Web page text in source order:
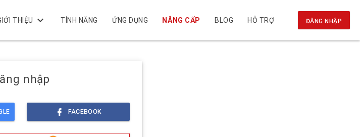
THIỆU keyboard_arrow_down TÍNH NĂNG ỨNG DỤNG NÂNG CẤP BLOG HỖ TRỢ ĐĂNG NHẬP
nhập
FACEBOOK